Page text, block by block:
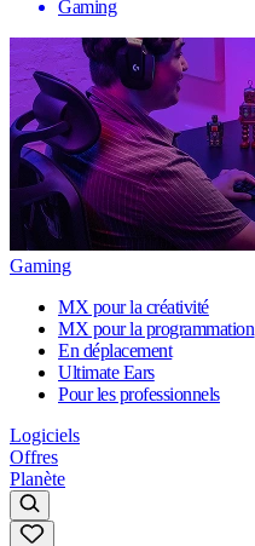
Gaming
Gaming
MX pour la créativité
MX pour la programmation
En déplacement
Ultimate Ears
Pour les professionnels
Logiciels
Offres
Planète